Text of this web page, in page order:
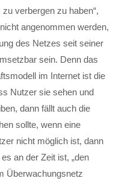
verbergen zu haben“,
angenommen werden,
des Netzes seit seiner
sein. Denn das
im Internet ist die
Nutzer sie sehen und
dann fällt auch die
sollte, wenn eine
nicht möglich ist, dann
an der Zeit ist, „den
Überwachungsnetz